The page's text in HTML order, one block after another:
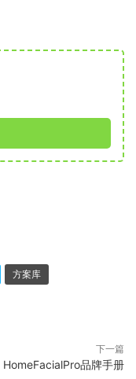
方案库
下一篇
HomeFacialPro品牌手册